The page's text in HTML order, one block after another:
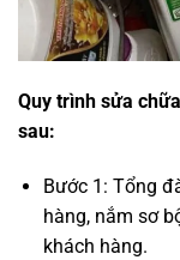
Quy trình sửa
sau:
Bước 1: Tổng
hàng, nắm sơ
khách hàng.